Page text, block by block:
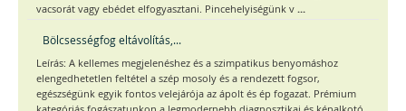
vacsorát vagy ebédet elfogyasztani. Pincehelyiségünk v ...
Bölcsességfog eltávolítás,...
Leírás: A kellemes megjelenéshez és a szimpatikus benyomáshoz
elengedhetetlen feltétel a szép mosoly és a rendezett fogsor,
egészségünk egyik fontos velejárója az ápolt és ép fogazat. Prémium